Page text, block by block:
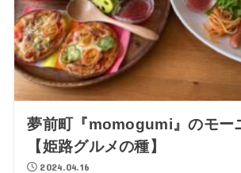
夢前町『momogumi』のモー
【姫路グルメの種】
2024.04.16